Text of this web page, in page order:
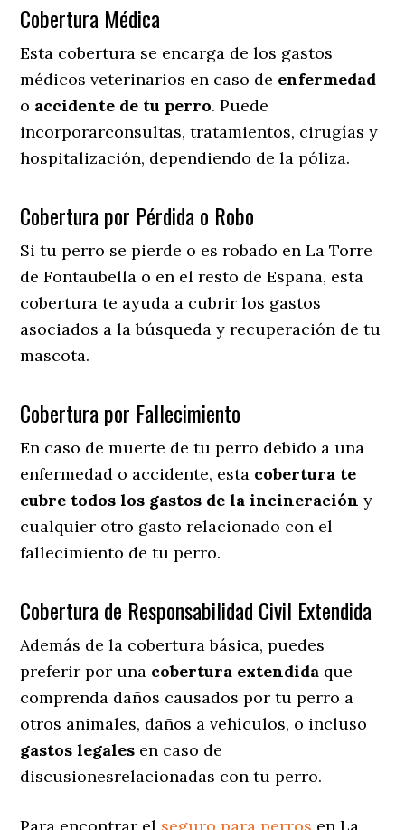
Cobertura Médica
Esta cobertura se encarga de los gastos
médicos veterinarios en caso de enfermedad
o accidente de tu perro. Puede
incorporarconsultas, tratamientos, cirugías y
hospitalización, dependiendo de la póliza.
Cobertura por Pérdida o Robo
Si tu perro se pierde o es robado en La Torre
de Fontaubella o en el resto de España, esta
cobertura te ayuda a cubrir los gastos
asociados a la búsqueda y recuperación de tu
mascota.
Cobertura por Fallecimiento
En caso de muerte de tu perro debido a una
enfermedad o accidente, esta cobertura te
cubre todos los gastos de la incineración y
cualquier otro gasto relacionado con el
fallecimiento de tu perro.
Cobertura de Responsabilidad Civil Extendida
Además de la cobertura básica, puedes
preferir por una cobertura extendida que
comprenda daños causados por tu perro a
otros animales, daños a vehículos, o incluso
gastos legales en caso de
discusionesrelacionadas con tu perro.
Para encontrar el seguro para perros en La